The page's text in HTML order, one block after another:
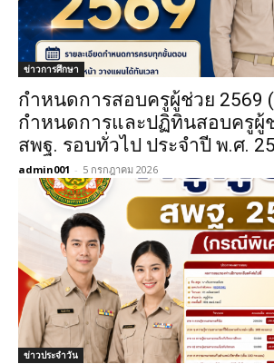
ข่าวการศึกษา
กำหนดการสอบครูผู้ช่วย 2569
กำหนดการและปฏิทินสอบครูผู้
สพฐ. รอบทั่วไป ประจำปี พ.ศ.
admin001 - 5 กรกฎาคม 2026
ข่าวประจำวัน